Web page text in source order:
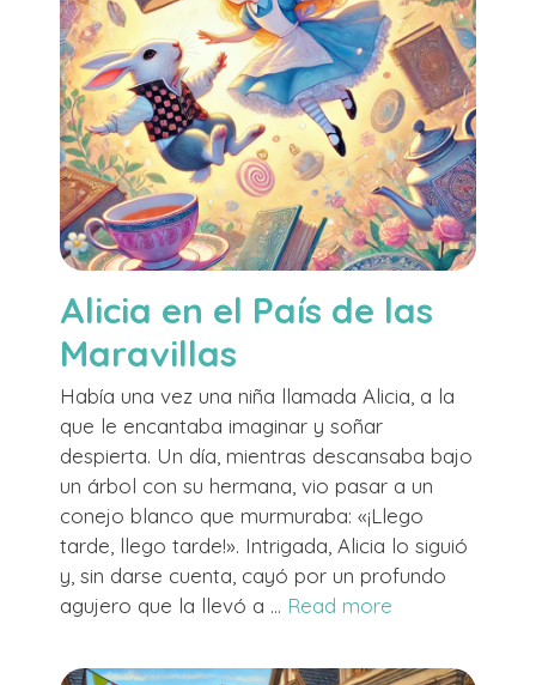
Alicia en el País de las
Maravillas
Había una vez una niña llamada Alicia, a la
que le encantaba imaginar y soñar
despierta. Un día, mientras descansaba bajo
un árbol con su hermana, vio pasar a un
conejo blanco que murmuraba: «¡Llego
tarde, llego tarde!». Intrigada, Alicia lo siguió
y, sin darse cuenta, cayó por un profundo
agujero que la llevó a … Read more